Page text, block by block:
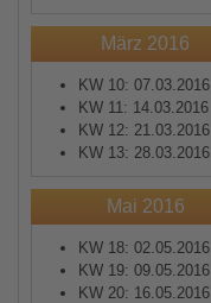
März 2016
KW 10: 07.03.2016
KW 11: 14.03.2016
KW 12: 21.03.2016
KW 13: 28.03.2016
Mai 2016
KW 18: 02.05.2016
KW 19: 09.05.2016
KW 20: 16.05.2016